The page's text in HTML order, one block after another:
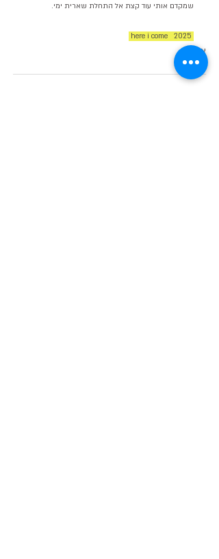
שמקדם אותי עוד קצת אל התחלת שארית ימי.
here i come   2025
אישי
מתמטי